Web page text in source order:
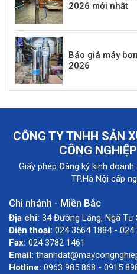
2026 mới nhất
Báo giá máy
2026
CÔNG TY TNHH SẢN
CÔNG
Giấy phép Đăng ký kinh
TP.Hà Nội cấp
Chi nhánh - Miền Bắc
Địa chỉ: 34 Đường Láng, Ngã Tư
Điện thoại: 024 3564 1884 - 024
Fax: 024 3782 1461
Email:
Hotline: 0963 985 868 - 0915